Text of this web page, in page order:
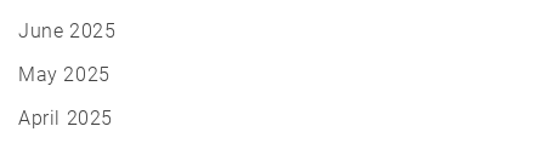
June 2025
May 2025
April 2025